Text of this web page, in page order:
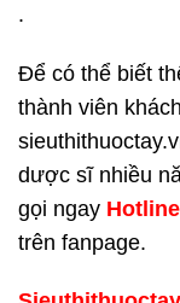
.
Để có thể biết
thành viên
dược sĩ nhiều
gọi ngay H
trên fanpage.